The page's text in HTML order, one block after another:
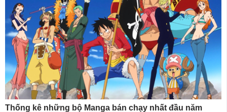
Thống kê những bộ Manga bán chạy nhất đầu năm